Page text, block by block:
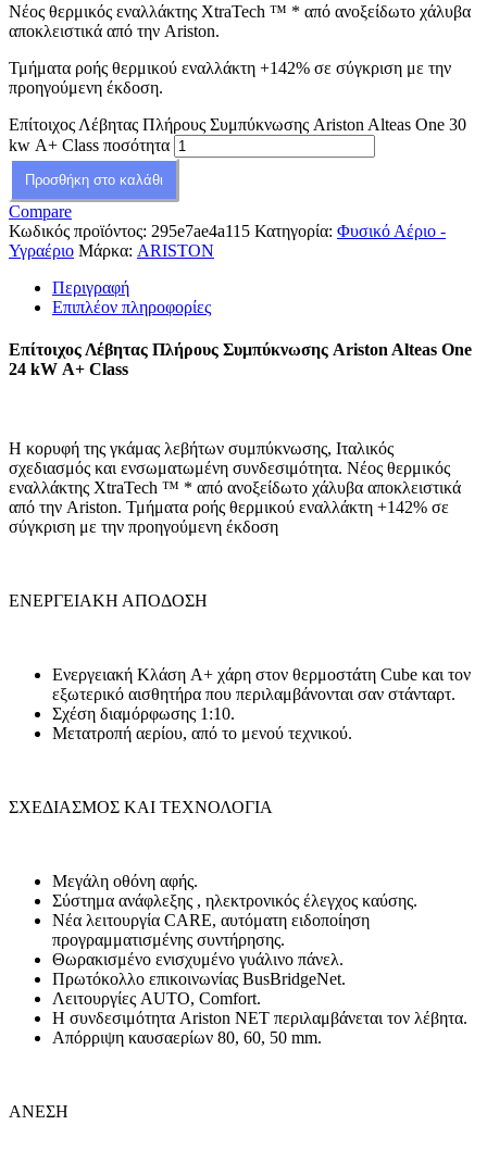
Νέος θερμικός εναλλάκτης XtraTech ™ * από ανοξείδωτο χάλυβα
αποκλειστικά από την Ariston.
Τμήματα ροής θερμικού εναλλάκτη +142% σε σύγκριση με την
προηγούμενη έκδοση.
Επίτοιχος Λέβητας Πλήρους Συμπύκνωσης Ariston Alteas One 30
kw Α+ Class ποσότητα
Προσθήκη στο καλάθι
Compare
Κωδικός προϊόντος: 295e7ae4a115 Κατηγορία: Φυσικό Αέριο -
Υγραέριο Μάρκα: ARISTON
Περιγραφή
Επιπλέον πληροφορίες
Επίτοιχος Λέβητας Πλήρους Συμπύκνωσης Ariston Alteas One
24 kW Α+ Class
Η κορυφή της γκάμας λεβήτων συμπύκνωσης, Ιταλικός
σχεδιασμός και ενσωματωμένη συνδεσιμότητα. Νέος θερμικός
εναλλάκτης XtraTech ™ * από ανοξείδωτο χάλυβα αποκλειστικά
από την Ariston. Τμήματα ροής θερμικού εναλλάκτη +142% σε
σύγκριση με την προηγούμενη έκδοση
ΕΝΕΡΓΕΙΑΚΗ ΑΠΟΔΟΣΗ
Ενεργειακή Κλάση A+ χάρη στον θερμοστάτη Cube και τον
εξωτερικό αισθητήρα που περιλαμβάνονται σαν στάνταρτ.
Σχέση διαμόρφωσης 1:10.
Μετατροπή αερίου, από το μενού τεχνικού.
ΣΧΕΔΙΑΣΜΟΣ ΚΑΙ ΤΕΧΝΟΛΟΓΙΑ
Μεγάλη οθόνη αφής.
Σύστημα ανάφλεξης , ηλεκτρονικός έλεγχος καύσης.
Νέα λειτουργία CARE, αυτόματη ειδοποίηση
προγραμματισμένης συντήρησης.
Θωρακισμένο ενισχυμένο γυάλινο πάνελ.
Πρωτόκολλο επικοινωνίας BusBridgeNet.
Λειτουργίες AUTO, Comfort.
Η συνδεσιμότητα Ariston NET περιλαμβάνεται τον λέβητα.
Απόρριψη καυσαερίων 80, 60, 50 mm.
ΑΝΕΣΗ